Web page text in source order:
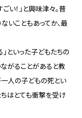
い！」と興味津々。普
いこともあってか、最
」といった子どもたちの
がることがあると教
一人の子どもの死とい
はとても衝撃を受け